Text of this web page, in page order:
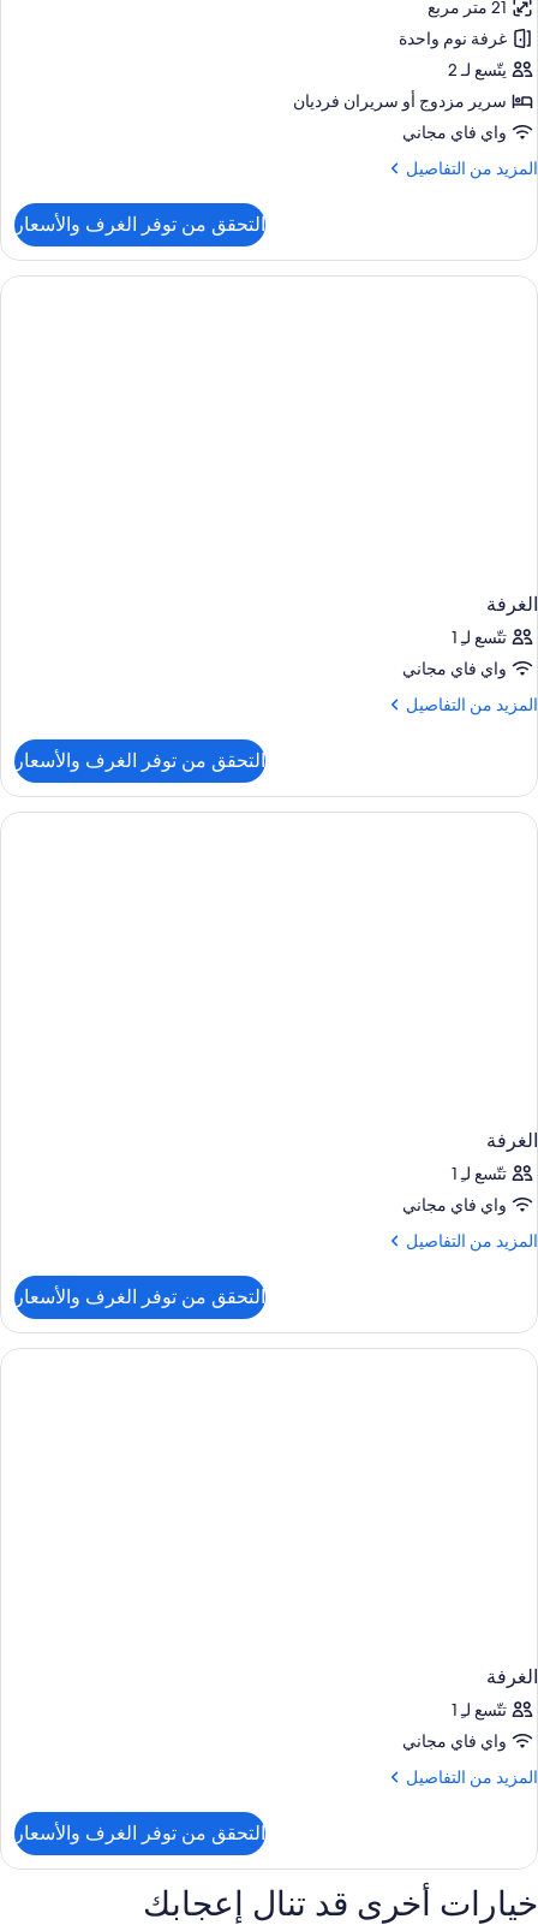
سرير
فردي
منفصل
صور
غرفة
كلاسيكية
مزدوجة
أو
بسريرين
منفصلين
21 متر مربع
غرفة نوم واحدة
يتّسع لـ 2
سرير مزدوج‫‬ أو سريران فرديان
واي فاي مجاني
المزيد من التفاصيل
المزيد
غرفة
كلاسيكية
مزدوجة
التحقق من توفر الغرف والأسعار
الغرفة
تتّسع لـِ 1
واي فاي مجاني
المزيد من التفاصيل
المزيد
الغرفة
التحقق من توفر الغرف والأسعار
الغرفة
تتّسع لـِ 1
واي فاي مجاني
المزيد من التفاصيل
المزيد
الغرفة
التحقق من توفر الغرف والأسعار
الغرفة
تتّسع لـِ 1
واي فاي مجاني
المزيد من التفاصيل
المزيد
الغرفة
التحقق من توفر الغرف والأسعار
خيارات أخرى قد تنال إعجابك